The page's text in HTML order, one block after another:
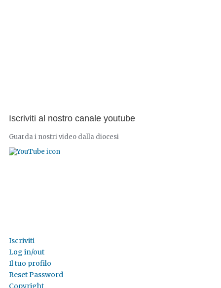
Iscriviti al nostro canale youtube
Guarda i nostri video dalla diocesi
Iscriviti
Log in/out
Il tuo profilo
Reset Password
Copyright